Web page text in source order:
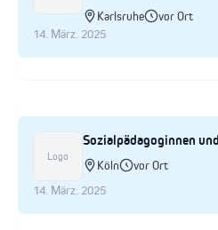
Karlsruhe
vor Ort
14. März. 2025
Logo
Sozialpädagoginnen
Köln
vor Ort
14. März. 2025